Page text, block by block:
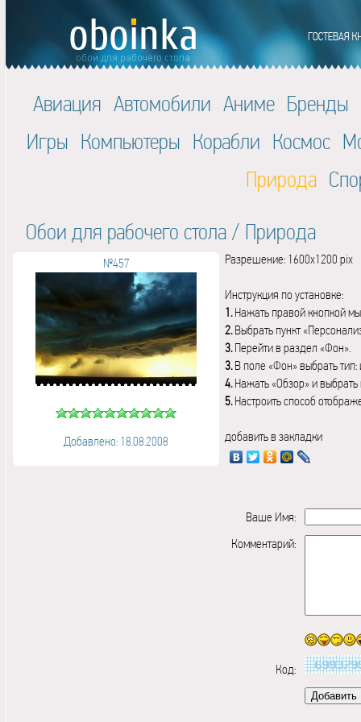
Авиация Автомобили Аниме Бренды
Игры Компьютеры Корабли Космос
Природа
Обои для рабочего стола / Природа
№457
Добавлено: 18.08.2008
Разрешение: 1600x1200 pix
Инструкция по установке:
1.Нажать правой кнопкой
2.Выбрать пункт
3.Перейти в раздел «Фон».
3.В поле «Фон» выбрать
4.Нажать «Обзор» и выбрать
5.Настроить способ
добавить в закладки
Ваше Имя:
Комментарий:
Код: